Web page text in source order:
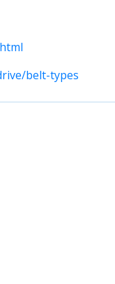
belt-types